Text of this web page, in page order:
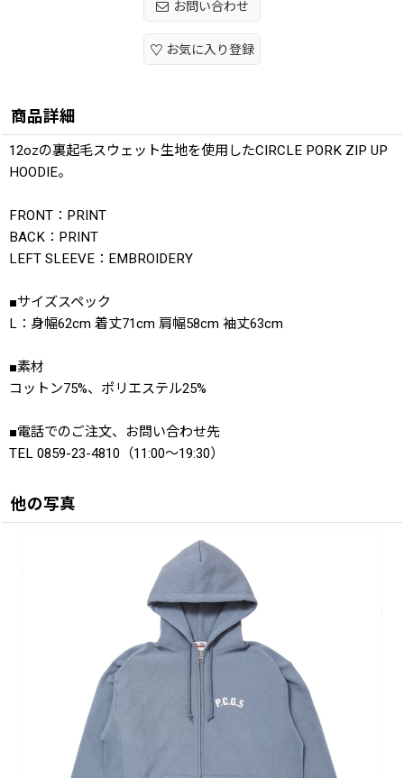
お問い合わせ
お気に入り登録
商品詳細
12ozの裏起毛スウェット生地を使用したCIRCLE PORK ZIP UP
HOODIE。
FRONT：PRINT
BACK：PRINT
LEFT SLEEVE：EMBROIDERY
■サイズスペック
L：身幅62cm 着丈71cm 肩幅58cm 袖丈63cm
■素材
コットン75%、ポリエステル25%
■電話でのご注文、お問い合わせ先
TEL 0859-23-4810（11:00〜19:30）
他の写真